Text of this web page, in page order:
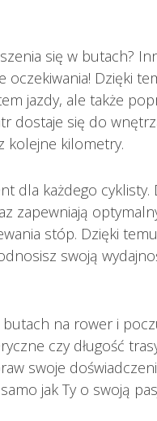
się w butach?
oczekiwania! Dzięki
jazdy, ale także
dostaje się do
kolejne kilometry.
dla każdego cyklisty.
zapewniają
stóp. Dzięki
swoją
na rower i
czy długość
swoje
jak Ty o swoją